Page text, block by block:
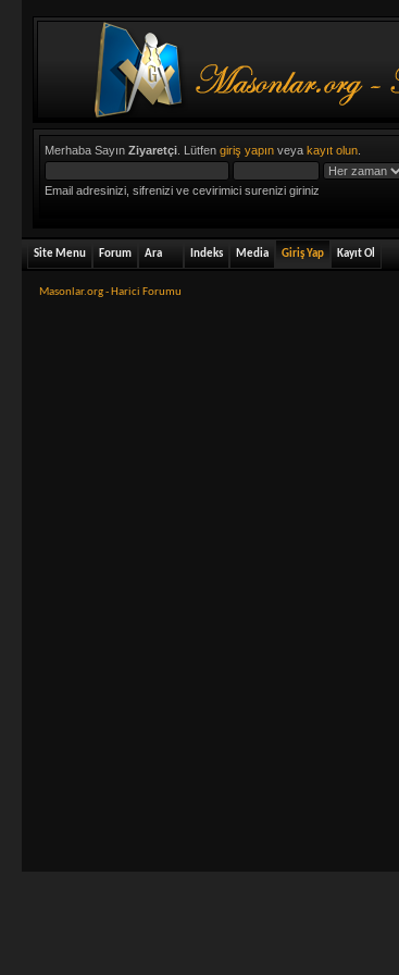
Merhaba SayınZiyaretçi . Lütfengiriş yapın veyakayıt olun
Email adresinizi, sifrenizi ve cevirimici surenizi giriniz
Site Menu Forum Ara Indeks Media Giriş Yap Kayıt Ol
Masonlar.org - Harici Forumu